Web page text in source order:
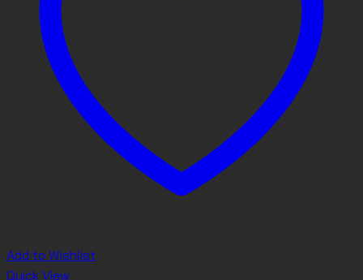
Add to Wishlist
Quick View